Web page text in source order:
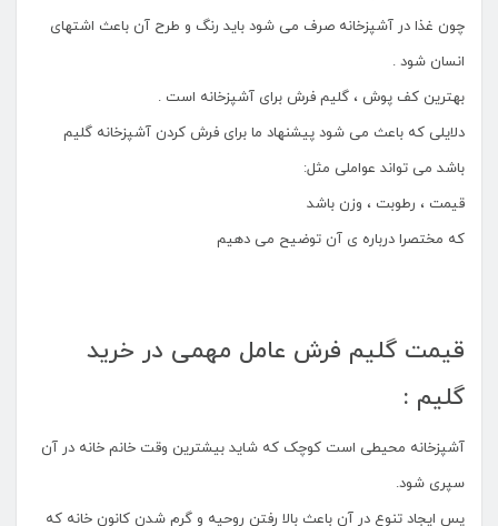
چون غذا در آشپزخانه صرف می شود باید رنگ و طرح آن باعث اشتهای
انسان شود .
بهترین کف پوش ، گلیم فرش برای آشپزخانه است .
دلایلی که باعث می شود پیشنهاد ما برای فرش کردن آشپزخانه گلیم
باشد می تواند عواملی مثل:
قیمت ، رطوبت ، وزن باشد
که مختصرا درباره ی آن توضیح می دهیم
قیمت گلیم فرش عامل مهمی در خرید
گلیم :
آشپزخانه محیطی است کوچک که شاید بیشترین وقت خانم خانه در آن
سپری شود.
پس ایجاد تنوع در آن باعث بالا رفتن روحیه و گرم شدن کانون خانه که